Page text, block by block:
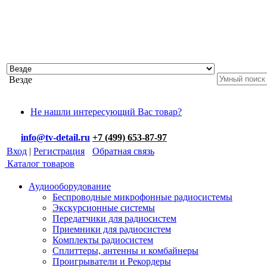
Везде
Не нашли интересующий Вас товар?
info@tv-detail.ru +7 (499) 653-87-97
Вход | Регистрация
Обратная связь
Каталог товаров
Аудиооборудование
Беспроводные микрофонные радиосистемы
Экскурсионные системы
Передатчики для радиосистем
Приемники для радиосистем
Комплекты радиосистем
Сплиттеры, антенны и комбайнеры
Проигрыватели и Рекордеры